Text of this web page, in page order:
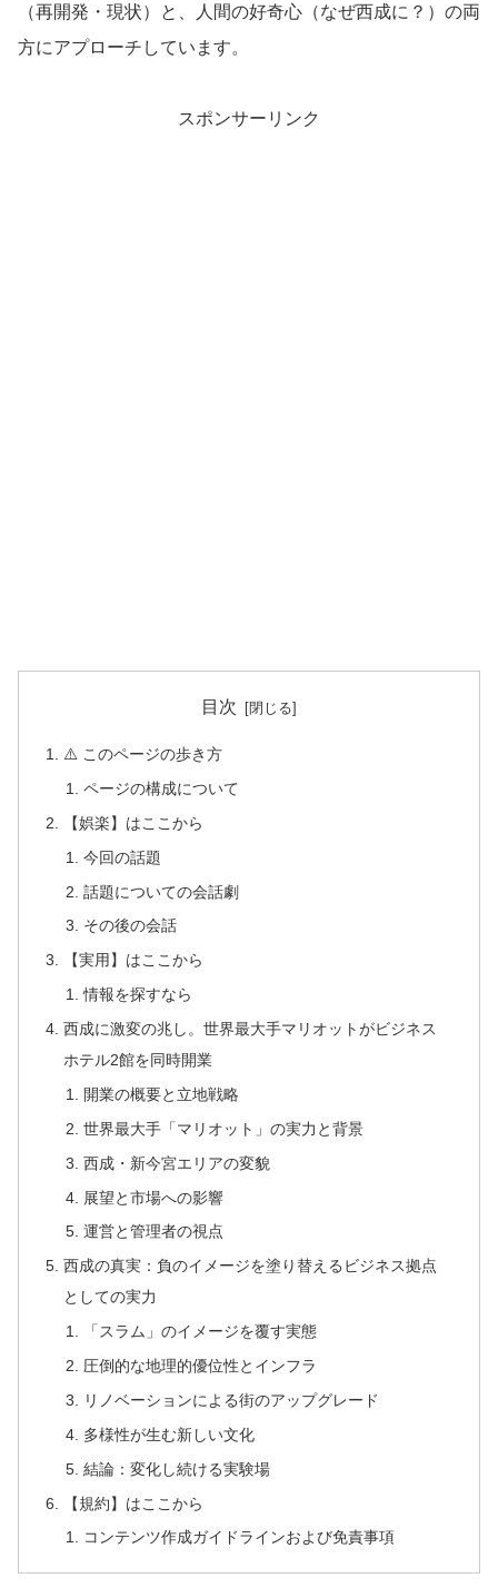
（再開発・現状）と、人間の好奇心（なぜ西成に？）の両
方にアプローチしています。
スポンサーリンク
目次
⚠️ このページの歩き方
ページの構成について
【娯楽】はここから
今回の話題
話題についての会話劇
その後の会話
【実用】はここから
情報を探すなら
西成に激変の兆し。世界最大手マリオットがビジネス
ホテル2館を同時開業
開業の概要と立地戦略
世界最大手「マリオット」の実力と背景
西成・新今宮エリアの変貌
展望と市場への影響
運営と管理者の視点
西成の真実：負のイメージを塗り替えるビジネス拠点
としての実力
「スラム」のイメージを覆す実態
圧倒的な地理的優位性とインフラ
リノベーションによる街のアップグレード
多様性が生む新しい文化
結論：変化し続ける実験場
【規約】はここから
コンテンツ作成ガイドラインおよび免責事項